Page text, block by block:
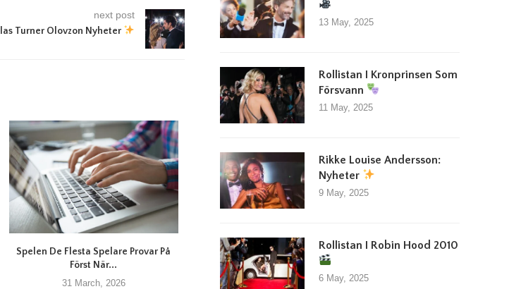
next post
Turner Olovzon Nyheter
Spelen De Flesta Spelare Provar På
Först När...
31 March, 2026
Tillväxt inom spelindustrin lockar in
nya investerare
23 March, 2026
Utländska casinon lockar
13 May, 2025
Rollistan I Kronprinsen Som
Försvann
11 May, 2025
Rikke Louise Andersson:
Nyheter
9 May, 2025
Rollistan I Robin Hood 2010
6 May, 2025